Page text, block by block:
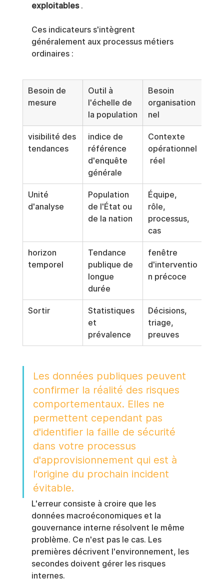
exploitables .
Ces indicateurs s'intègrent
généralement aux processus métiers
ordinaires :
Besoin de
mesure
Outil à
l'échelle de
la population
Besoin
organisation
nel
visibilité des
tendances
indice de
référence
d'enquête
générale
Contexte
opérationnel
réel
Unité
d'analyse
Population
de l'État ou
de la nation
Équipe,
rôle,
processus,
cas
horizon
temporel
Tendance
publique de
longue
durée
fenêtre
d'interventio
n précoce
Sortir
Statistiques
et
prévalence
Décisions,
triage,
preuves
Les données publiques peuvent
confirmer la réalité des risques
comportementaux. Elles ne
permettent cependant pas
d'identifier la faille de sécurité
dans votre processus
d'approvisionnement qui est à
l'origine du prochain incident
évitable.
L'erreur consiste à croire que les
données macroéconomiques et la
gouvernance interne résolvent le même
problème. Ce n'est pas le cas. Les
premières décrivent l'environnement, les
secondes doivent gérer les risques
internes.